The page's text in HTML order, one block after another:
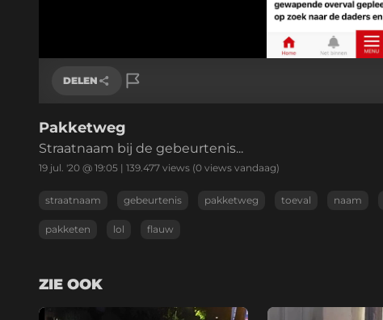
DELEN
Link kopiëren
Pakketweg
Straatnaam bij de gebeurtenis...
19 jul. '20 @ 19:05 | 139.477 views (0 views vandaag)
straatnaam gebeurtenis pakketweg toeval naam
pakketen lol flauw
ZIE OOK